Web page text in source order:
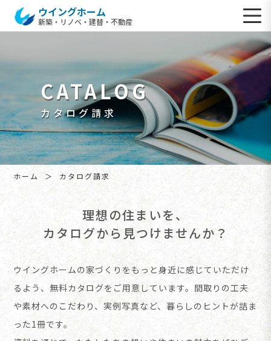
ウイングホーム
新築・リノベ・建替・不動産
CATALOG
カタログ請求
ホーム カタログ請求
理想の住まいを、
カタログから見つけませんか？
ウイングホームの家づくりをもっと身近に感じていただけ
るよう、無料カタログをご用意しています。 間取りの工夫
や素材へのこだわり、実例写真など、暮らしのヒントが詰ま
った1冊です。